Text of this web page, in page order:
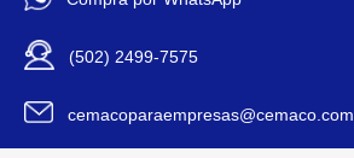
(502) 2499-7575
cemacoparaempresas@cemaco.com